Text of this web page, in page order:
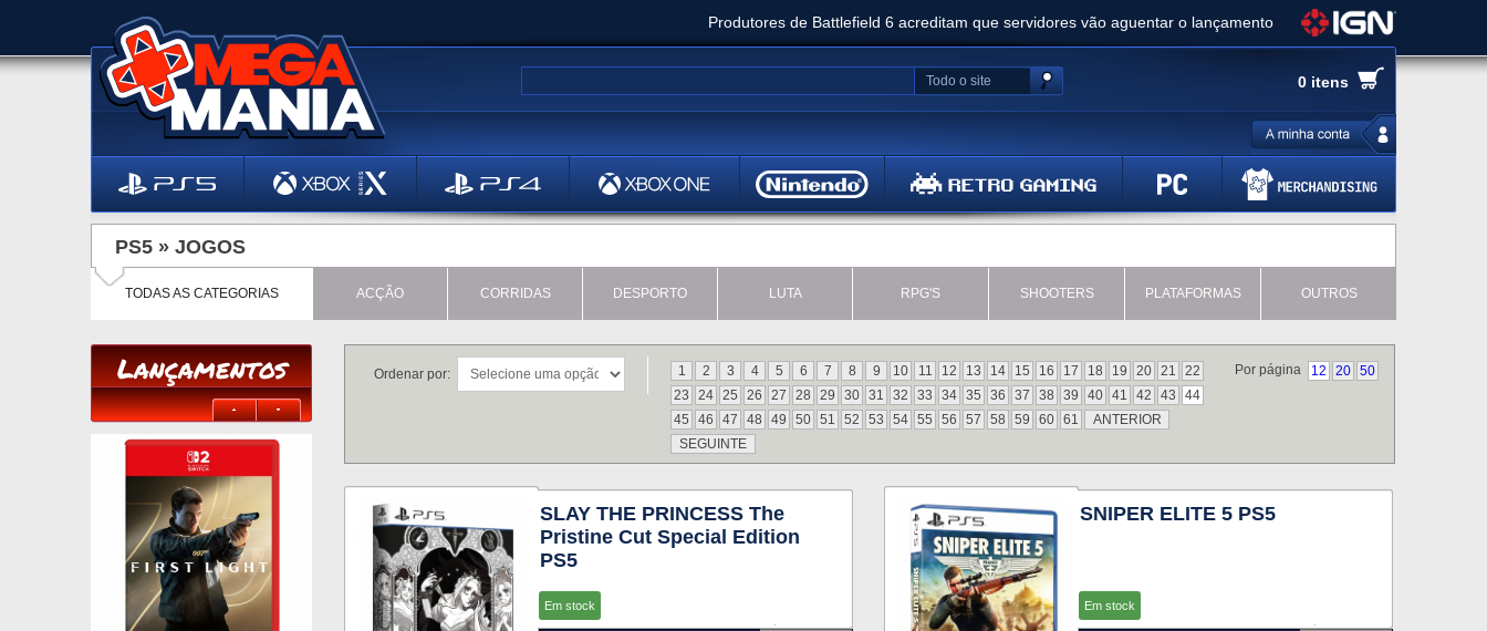
Produtores de Battlefield 6 acreditam que servidores vão aguentar o lançamento
Clair Obscur: Expedition 33 já vendeu 5 milhões de cópias e vai receber novo conteúdo
Ghost of Yotei - Análise
Metal Gear Solid Delta: Snake Eater - Análise
Bethesda anuncia livestream para o Fallout Day
0 itens
Todo o site
PS5 » JOGOS
TODAS AS CATEGORIAS ACÇÃO CORRIDAS DESPORTO LUTA RPG'S SHOOTERS PLATAFORMAS OUTROS
Lançamentos Por página 12 20 50
1 2 3 4 5 6 7 8 9 10 11 12 13 14 15 16 17 18 19 20 21
22
23
24 25 26 27 28 29 30 31 32 33 34 35 36 37 38 39 40 41 42 43
44
45
46 47 48 49 50 51 52 53 54 55 56 57 58 59 60 61
ANTERIOR
SEGUINTE
Ordenar por:
SLAY THE PRINCESS The
Pristine Cut Special Edition
PS5
Em stock
SNIPER ELITE 5 PS5
Em stock